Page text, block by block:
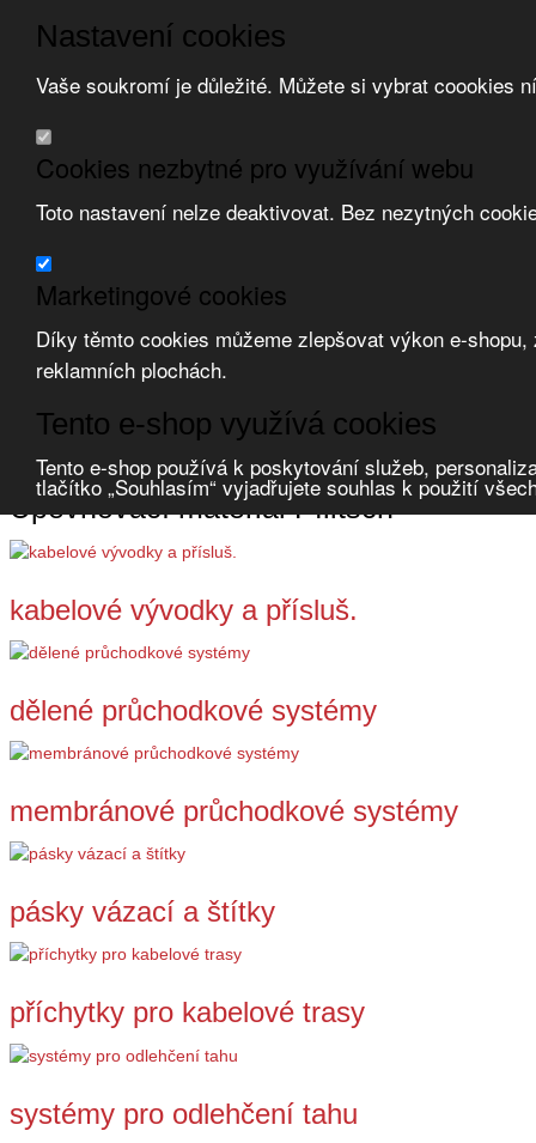
Nastavení cookies
Vaše soukromí je důležité. Můžete si vybrat coookies
Cookies nezbytné pro využívání webu
Toto nastavení nelze deaktivovat. Bez nezytných
Marketingové cookies
Díky těmto cookies můžeme zlepšovat výkon e-
reklamních plochách.
Tento e-shop využívá cookies
Tento e-shop používá k poskytování služeb,
tlačítko „Souhlasím“ vyjadřujete souhlas k použití
Přeskočit na hlavní obsah Přeskočit na doplňující obsah
Obchodní podmínky
Registrace
Zvolte měnu:
Přihlásit uživatele
Úvod Upevňovací materiál Pflitsch
Upevňovací materiál Pflitsch
kabelové vývodky a přísluš.
dělené průchodkové systémy
membránové průchodkové systémy
pásky vázací a štítky
příchytky pro kabelové trasy
systémy pro odlehčení tahu